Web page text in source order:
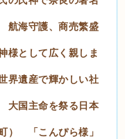
海守護、商売繁盛
として広く親しま
遺産で輝かしい社
国主命を祭る日本
） 「こんぴら様」